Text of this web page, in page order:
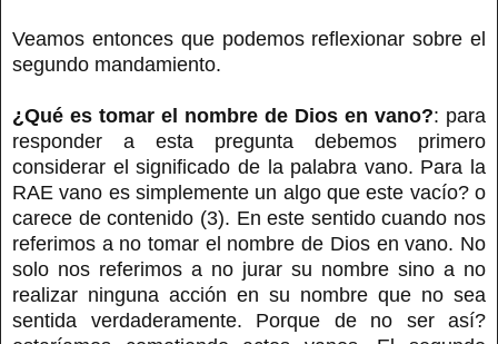
Veamos entonces que podemos reflexionar sobre el
segundo mandamiento.
¿Qué es tomar el nombre de Dios en vano?: para
responder a esta pregunta debemos primero
considerar el significado de la palabra vano. Para la
RAE vano es simplemente un algo que este vacío? o
carece de contenido (3). En este sentido cuando nos
referimos a no tomar el nombre de Dios en vano. No
solo nos referimos a no jurar su nombre sino a no
realizar ninguna acción en su nombre que no sea
sentida verdaderamente. Porque de no ser así?